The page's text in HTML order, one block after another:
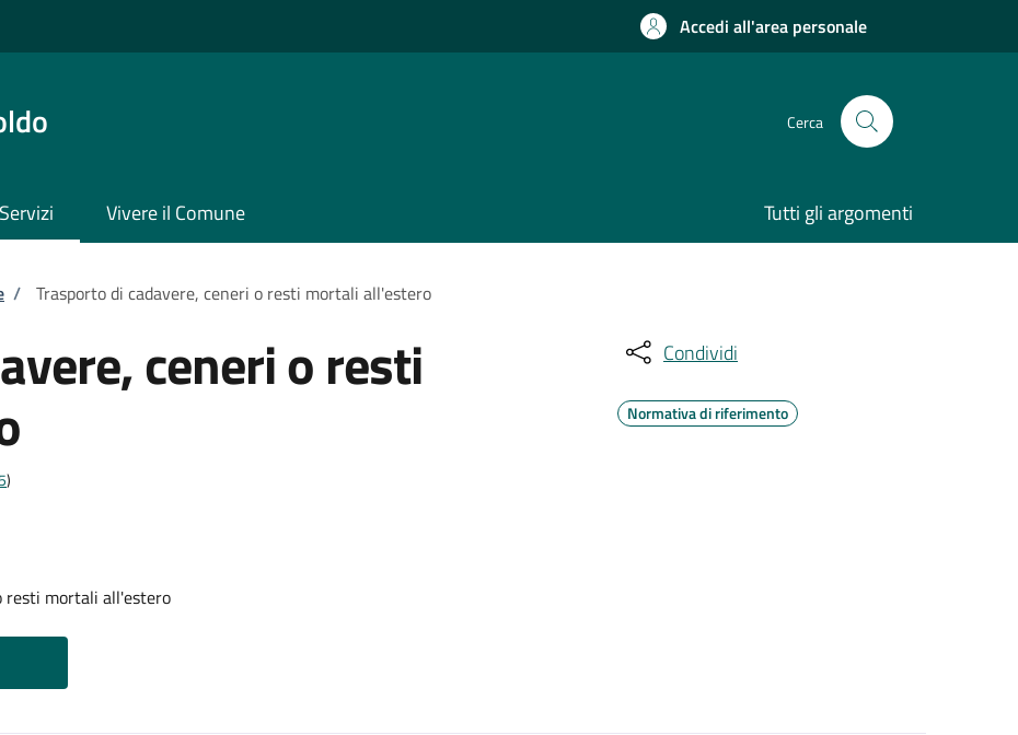
Accedi all'area personale
Cerca
Servizi Vivere il Comune Tutti gli argomenti
/ Trasporto di cadavere, ceneri o resti mortali all'estero
ceneri o resti
)
resti mortali all'estero
Condividi
Normativa di riferimento